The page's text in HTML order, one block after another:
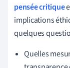
pensée critique
implications
quelques
Quelles